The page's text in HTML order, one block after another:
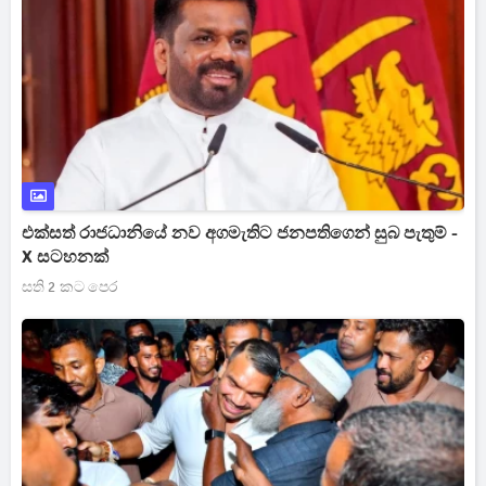
එක්සත් රාජධානියේ නව අගමැතිට ජනපතිගෙන් සුබ පැතුම් -
X සටහනක්
සති 2 කට පෙර